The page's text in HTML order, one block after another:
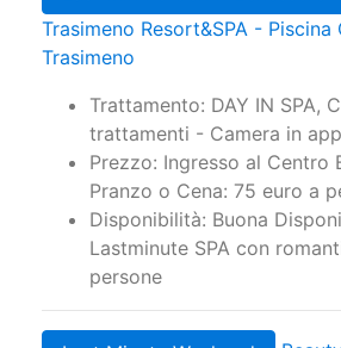
Trattamento: DAY IN SPA,
trattamenti - Camera in
Prezzo: Ingresso al Centro
Pranzo o Cena: 75 euro a
Disponibilità: Buona
Lastminute SPA con
persone
Last Minute Weekend
Trasimeno